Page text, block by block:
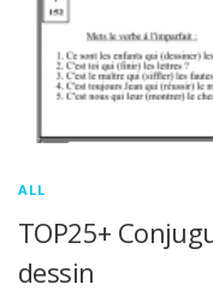
ALL
TOP25+
dessin